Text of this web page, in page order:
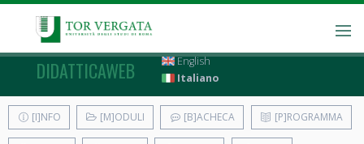
DIDATTICAWEB
English
Italiano
[I]NFO [M]ODULI [B]ACHECA [P]ROGRAMMA